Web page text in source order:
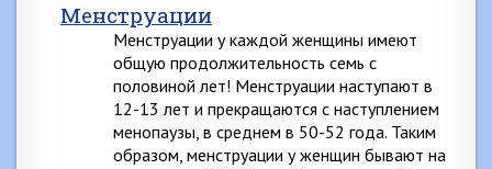
Менструации
Менструации у каждой женщины имеют
общую продолжительность семь с
половиной лет! Менструации наступают в
12-13 лет и прекращаются с наступлением
менопаузы, в среднем в 50-52 года. Таким
образом, менструации у женщин бывают на